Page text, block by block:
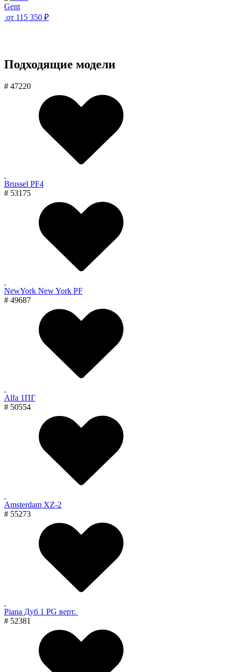
Gent
от 115 350 ₽
Подходящие модели
# 47220
Brussel PF4
# 53175
NewYork New York PF
# 49687
Alfa 1ПГ
# 50554
Amsterdam XZ-2
# 55273
Piana Дуб 1 PG верт.
# 52381